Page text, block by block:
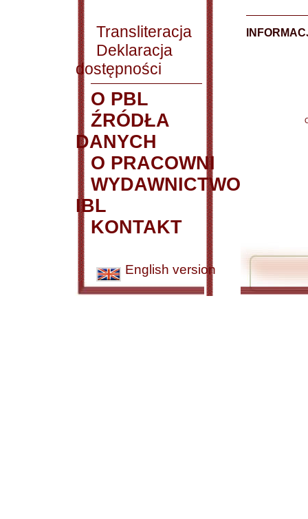
Transliteracja
Deklaracja
dostępności
O PBL
ŹRÓDŁA
DANYCH
O PRACOWNI
WYDAWNICTWO
IBL
KONTAKT
English version